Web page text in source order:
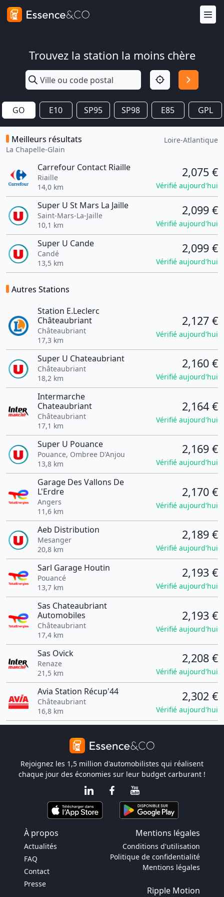
Trouvez la station la moins chère
GO E10 SP95 SP98 E85 GPL
Meilleurs résultats
La Chapelle-Glain
Loire-Atlantique
Carrefour Contact Riaille
Riaille
14,0 km
2,075 €
Vérifié aujourd'hui
Super U St Mars La Jaille
Saint-Mars-La-Jaille
10,1 km
2,099 €
Vérifié aujourd'hui
Super U Cande
Candé
13,5 km
2,099 €
Vérifié aujourd'hui
Autres Stations
Station E.Leclerc
Châteaubriant
Châteaubriant
17,3 km
2,127 €
Vérifié aujourd'hui
Super U Chateaubriant
Châteaubriant
18,2 km
2,160 €
Vérifié aujourd'hui
Intermarche
Chateaubriant
Châteaubriant
17,1 km
2,164 €
Vérifié aujourd'hui
Super U Pouance
Pouance, Ombree D'Anjou
13,8 km
2,169 €
Vérifié aujourd'hui
Garage Des Vallons De
L'Erdre
Angers
11,6 km
2,170 €
Vérifié aujourd'hui
Aeb Distribution
Mesanger
20,8 km
2,189 €
Vérifié aujourd'hui
Sarl Garage Houtin
Pouancé
13,7 km
2,193 €
Vérifié aujourd'hui
Sas Chateaubriant
Automobiles
Châteaubriant
17,4 km
2,193 €
Vérifié aujourd'hui
Sas Ovick
Renaze
21,5 km
2,208 €
Vérifié aujourd'hui
Avia Station Récup'44
Châteaubriant
16,8 km
2,302 €
Vérifié aujourd'hui
Rejoignez les 1,5 million d'automobilistes qui réalisent
chaque jour des économies sur leur budget carburant !
À propos Mentions légales
Actualités
FAQ
Contact
Presse
Conditions d'utilisation
Politique de confidentialité
Mentions légales
Ripple Motion